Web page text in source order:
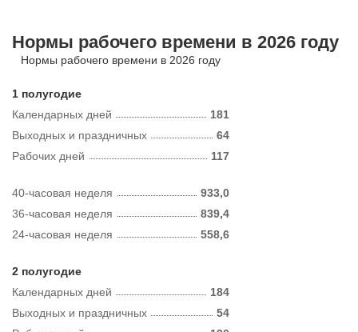
Нормы рабочего времени в 2026 году
Нормы рабочего времени в 2026 году
1 полугодие
Календарных дней
181
Рабочих дней 117
Выходных и праздничных 64
40-часовая неделя
933,0
36-часовая неделя
839,4
24-часовая неделя
558,6
2 полугодие
Календарных дней
184
Выходных и праздничных 54